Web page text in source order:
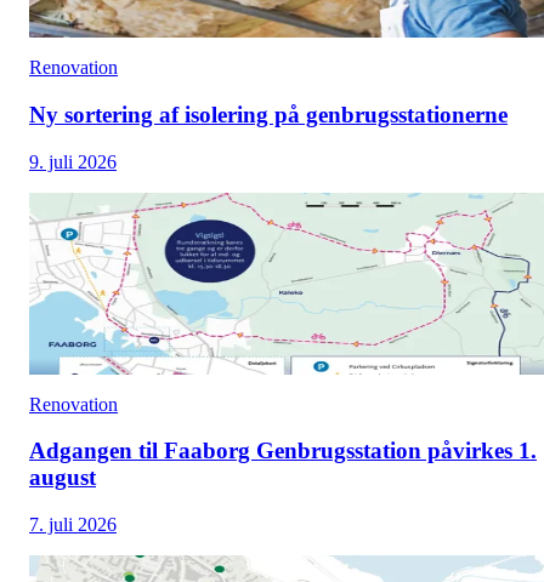
Renovation
Ny sortering af isolering på genbrugsstationerne
9. juli 2026
Renovation
Adgangen til Faaborg Genbrugsstation påvirkes 1.
august
7. juli 2026